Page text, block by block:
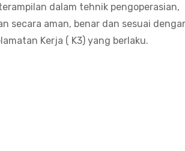
dalam tehnik pengoperasian,
secara aman, benar dan sesuai
Kerja ( K3) yang berlaku.